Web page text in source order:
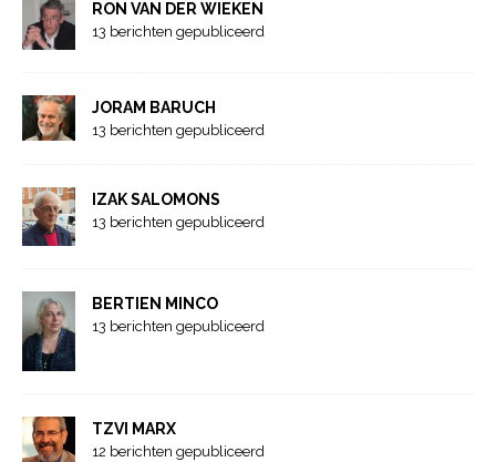
RON VAN DER WIEKEN
13 berichten gepubliceerd
JORAM BARUCH
13 berichten gepubliceerd
IZAK SALOMONS
13 berichten gepubliceerd
BERTIEN MINCO
13 berichten gepubliceerd
TZVI MARX
12 berichten gepubliceerd